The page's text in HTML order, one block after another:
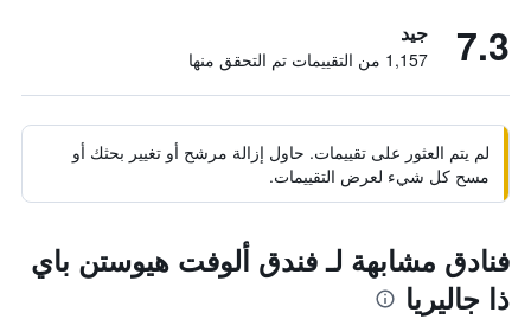
7.3 جيد
1,157 من التقييمات تم التحقق منها
لم يتم العثور على تقييمات. حاول إزالة مرشح أو تغيير بحثك أو
مسح كل شيء لعرض التقييمات.
فنادق مشابهة لـ فندق ألوفت هيوستن باي
ذا جاليريا